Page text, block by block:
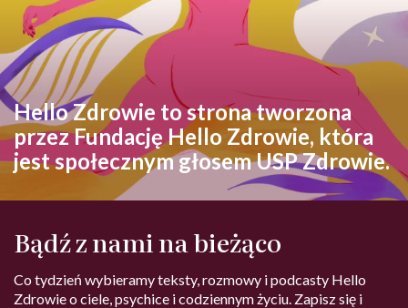
Hello Zdrowie to strona tworzona
przez Fundację Hello Zdrowie, która
jest społecznym głosem USP Zdrowie.
Bądź z nami na bieżąco
Co tydzień wybieramy teksty, rozmowy i podcasty Hello
Zdrowie o ciele, psychice i codziennym życiu. Zapisz się i